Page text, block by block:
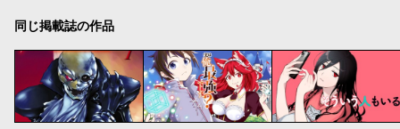
同じ掲載誌の作品